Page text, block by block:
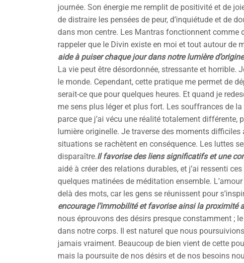
journée. Son énergie me remplit de positivité et de
de distraire les pensées de peur, d’inquiétude et de
dans mon centre. Les Mantras fonctionnent comme
rappeler que le Divin existe en moi et tout autour de
aide à puiser chaque jour dans notre lumière
La vie peut être désordonnée, stressante et horrible.
le monde. Cependant, cette pratique me permet de
serait-ce que pour quelques heures. Et quand je
me sens plus léger et plus fort. Les souffrances de
parce que j’ai vécu une réalité totalement différente,
lumière originelle. Je traverse des moments difficiles
situations se rachètent en conséquence. Les luttes
disparaître.Il favorise des liens significatifs et une
aidé à créer des relations durables, et j’ai ressenti
quelques matinées de méditation ensemble.
delà des mots, car les gens se réunissent pour
encourage l’immobilité et favorise ainsi la proximité
nous éprouvons des désirs presque constamment ;
dans notre corps. Il est naturel que nous
jamais vraiment. Beaucoup de bien vient de cette
mais la poursuite de nos désirs et de nos besoins